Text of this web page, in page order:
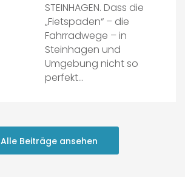
STEINHAGEN. Dass die
„Fietspaden“ – die
Fahrradwege – in
Steinhagen und
Umgebung nicht so
perfekt…
Alle Beiträge ansehen